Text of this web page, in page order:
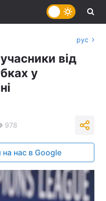
рус
від
у
978
на нас в Google